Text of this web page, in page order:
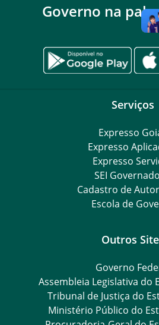
Governo na
Serviços
Expresso
Expresso
Expresso
SEI
Cadastro de
Escola de
Outros
Governo
Assembleia Legislativa do
Tribunal de Justiça do
Ministério Público do